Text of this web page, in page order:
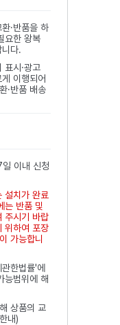
·반품을 하
요한 왕복
다.
표시·광고
이행되어
·반품 배송
이내 신청
설치가 완료
는 반품 및
주시기 바랍
위하여 포장
가능합니
한법률'에
능범위에 해
상품의 교
내)